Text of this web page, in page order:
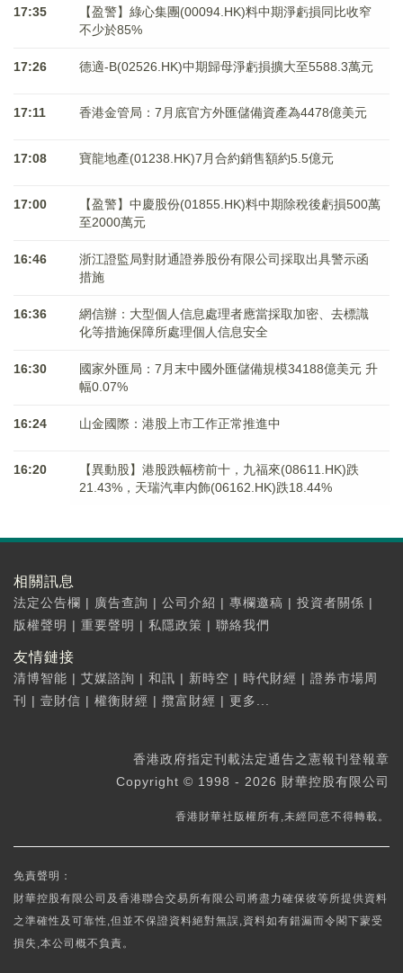
17:35
【盈警】綠心集團(00094.HK)料中期淨虧損同比收窄
不少於85%
17:26 德適-B(02526.HK)中期歸母淨虧損擴大至5588.3萬元
17:11 香港金管局：7月底官方外匯儲備資產為4478億美元
17:08 寶龍地產(01238.HK)7月合約銷售額約5.5億元
17:00
【盈警】中慶股份(01855.HK)料中期除稅後虧損500萬
至2000萬元
16:46
浙江證監局對財通證券股份有限公司採取出具警示函
措施
16:36
網信辦：大型個人信息處理者應當採取加密、去標識
化等措施保障所處理個人信息安全
16:30
國家外匯局：7月末中國外匯儲備規模34188億美元 升
幅0.07%
16:24 山金國際：港股上市工作正常推進中
16:20
【異動股】港股跌幅榜前十，九福來(08611.HK)跌
21.43%，天瑞汽車内飾(06162.HK)跌18.44%
相關訊息
法定公告欄 | 廣告查詢 | 公司介紹 | 專欄邀稿 | 投資者關係 |
版權聲明 | 重要聲明 | 私隱政策 | 聯絡我們
友情鏈接
清博智能 | 艾媒諮詢 | 和訊 | 新時空 | 時代財經 | 證券市場周
刊
| 壹財信 | 權衡財經 | 攬富財經 | 更多...
香港政府指定刊載法定通告之憲報刊登報章
Copyright © 1998 - 2026 財華控股有限公司
香港財華社版權所有,未經同意不得轉載。
免責聲明：
財華控股有限公司及香港聯合交易所有限公司將盡力確保彼等所提供資料
之準確性及可靠性,但並不保證資料絕對無誤,資料如有錯漏而令閣下蒙受
損失,本公司概不負責。